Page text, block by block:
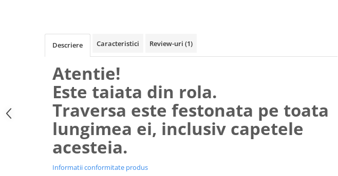
Descriere Caracteristici Review-uri (1)
Atentie!
Este taiata din rola.
Traversa este festonata pe toata
lungimea ei, inclusiv capetele
acesteia.
Informatii conformitate produs